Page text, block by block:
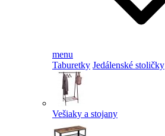
menu
Taburetky Jedálenské stoličky
Vešiaky a stojany